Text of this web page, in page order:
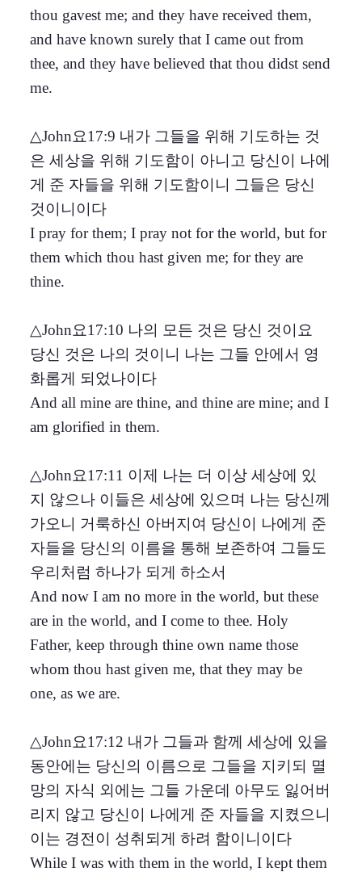
thou gavest me; and they have received them,
and have known surely that I came out from
thee, and they have believed that thou didst send
me.
△John요17:9 내가 그들을 위해 기도하는 것
은 세상을 위해 기도함이 아니고 당신이 나에
게 준 자들을 위해 기도함이니 그들은 당신
것이니이다
I pray for them; I pray not for the world, but for
them which thou hast given me; for they are
thine.
△John요17:10 나의 모든 것은 당신 것이요
당신 것은 나의 것이니 나는 그들 안에서 영
화롭게 되었나이다
And all mine are thine, and thine are mine; and I
am glorified in them.
△John요17:11 이제 나는 더 이상 세상에 있
지 않으나 이들은 세상에 있으며 나는 당신께
가오니 거룩하신 아버지여 당신이 나에게 준
자들을 당신의 이름을 통해 보존하여 그들도
우리처럼 하나가 되게 하소서
And now I am no more in the world, but these
are in the world, and I come to thee. Holy
Father, keep through thine own name those
whom thou hast given me, that they may be
one, as we are.
△John요17:12 내가 그들과 함께 세상에 있을
동안에는 당신의 이름으로 그들을 지키되 멸
망의 자식 외에는 그들 가운데 아무도 잃어버
리지 않고 당신이 나에게 준 자들을 지켰으니
이는 경전이 성취되게 하려 함이니이다
While I was with them in the world, I kept them